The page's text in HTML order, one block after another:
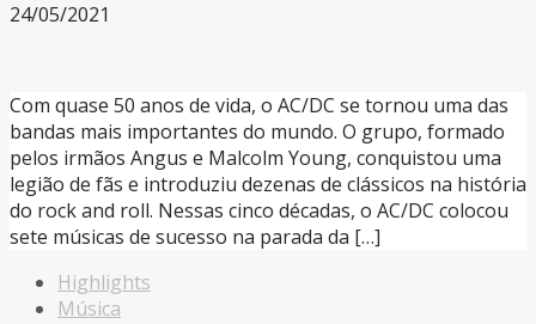
24/05/2021
Com quase 50 anos de vida, o AC/DC se tornou uma das
bandas mais importantes do mundo. O grupo, formado
pelos irmãos Angus e Malcolm Young, conquistou uma
legião de fãs e introduziu dezenas de clássicos na história
do rock and roll. Nessas cinco décadas, o AC/DC colocou
sete músicas de sucesso na parada da […]
Highlights
Música